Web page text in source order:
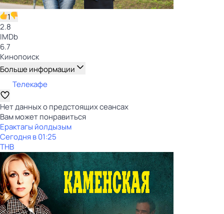
1
2.8
IMDb
6.7
Кинопоиск
Больше информации
Телекафе
Нет данных о предстоящих сеансах
Вам может понравиться
Ерактагы йолдызым
Сегодня в 01:25
ТНВ